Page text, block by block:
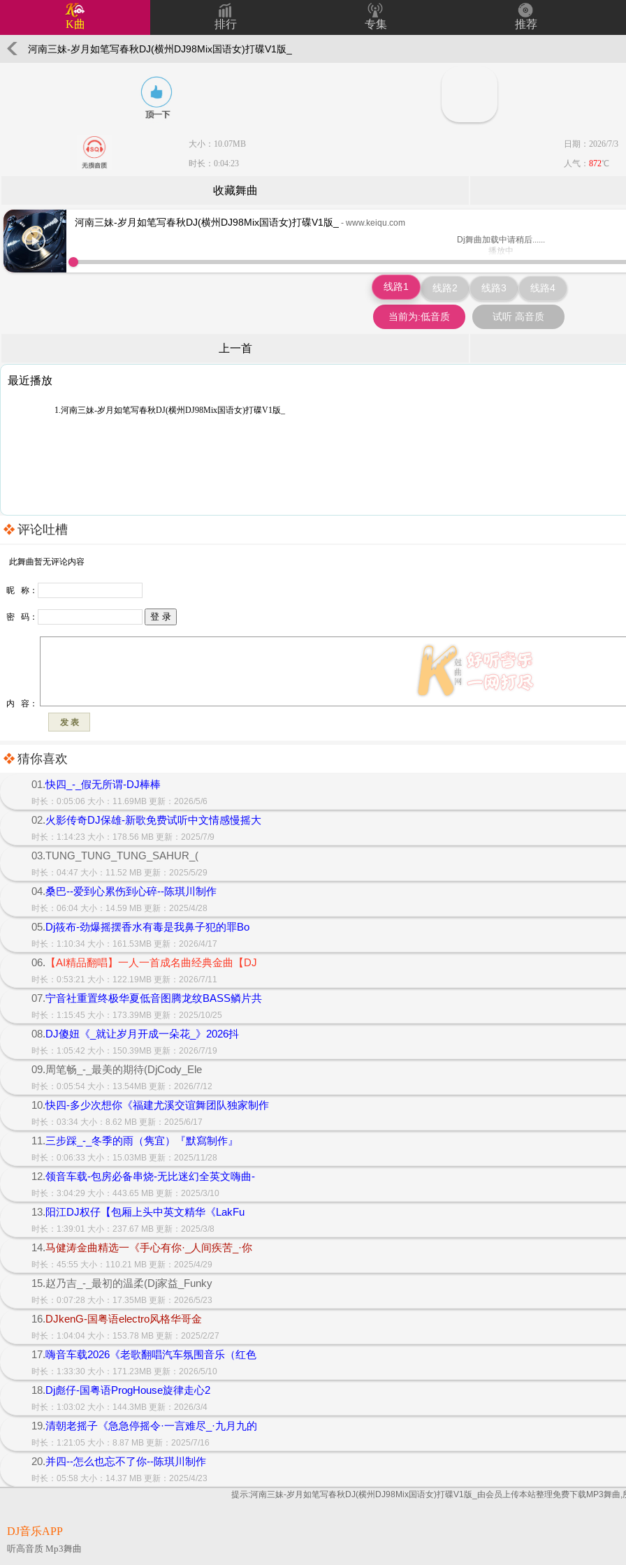
K曲 排行 专集 推荐
河南三妹-岁月如笔写春秋DJ(横州DJ98Mix国语女)打碟V1版_
大小：10.07MB
日期：2026/7/3
时长：0:04:23
人气： 872℃
收藏舞曲
河南三妹-岁月如笔写春秋DJ(横州DJ98Mix国语女)打碟V1版_
- www.keiqu.com
Dj舞曲加载中请稍后......
播放中
www.keiqu.com
线路1 线路2 线路3 线路4
当前为:低音质 试听 高音质
上一首
最近播放
1.河南三妹-岁月如笔写春秋DJ(横州DJ98Mix国语女)打碟V1版_
评论吐槽
猜你喜欢
01.快四_-_假无所谓-DJ棒棒
时长：0:05:06 大小：11.69MB 更新：2026/5/6
02.火影传奇DJ保雄-新歌免费试听中文情感慢摇大
时长：1:14:23 大小：178.56 MB 更新：2025/7/9
03.TUNG_TUNG_TUNG_SAHUR_(
时长：04:47 大小：11.52 MB 更新：2025/5/29
04.桑巴--爱到心累伤到心碎--陈琪川制作
时长：06:04 大小：14.59 MB 更新：2025/4/28
05.Dj筱布-劲爆摇摆香水有毒是我鼻子犯的罪Bo
时长：1:10:34 大小：161.53MB 更新：2026/4/17
06. 【AI精品翻唱】一人一首成名曲经典金曲【DJ
时长：0:53:21 大小：122.19MB 更新：2026/7/11
07.宁音社重置终极华夏低音图腾龙纹BASS鳞片共
时长：1:15:45 大小：173.39MB 更新：2025/10/25
08.DJ傻妞《_就让岁月开成一朵花_》2026抖
时长：1:05:42 大小：150.39MB 更新：2026/7/19
09.周笔畅_-_最美的期待(DjCody_Ele
时长：0:05:54 大小：13.54MB 更新：2026/7/12
10.快四-多少次想你《福建尤溪交谊舞团队独家制作
时长：03:34 大小：8.62 MB 更新：2025/6/17
11.三步踩_-_冬季的雨（隽宜）『默寫制作』
时长：0:06:33 大小：15.03MB 更新：2025/11/28
12.领音车载-包房必备串烧-无比迷幻全英文嗨曲-
时长：3:04:29 大小：443.65 MB 更新：2025/3/10
13.阳江DJ权仔【包厢上头中英文精华《LakFu
时长：1:39:01 大小：237.67 MB 更新：2025/3/8
14.马健涛金曲精选一《手心有你·_人间疾苦_·你
时长：45:55 大小：110.21 MB 更新：2025/4/29
15.赵乃吉_-_最初的温柔(Dj家益_Funky
时长：0:07:28 大小：17.35MB 更新：2026/5/23
16.DJkenG-国粤语electro风格华哥金
时长：1:04:04 大小：153.78 MB 更新：2025/2/27
17.嗨音车载2026《老歌翻唱汽车氛围音乐（红色
时长：1:33:30 大小：171.23MB 更新：2026/5/10
18.Dj彪仔-国粤语ProgHouse旋律走心2
时长：1:03:02 大小：144.3MB 更新：2026/3/4
19.清朝老摇子《急急停摇令·一言难尽_·九月九的
时长：1:21:05 大小：8.87 MB 更新：2025/7/16
20.并四--怎么也忘不了你--陈琪川制作
时长：05:58 大小：14.37 MB 更新：2025/4/23
提示:河南三妹-岁月如笔写春秋DJ(横州DJ98Mix国语女)打碟V1版_由会员上传本站整理免费下载MP3舞曲,
DJ音乐APP
听高音质 Mp3舞曲